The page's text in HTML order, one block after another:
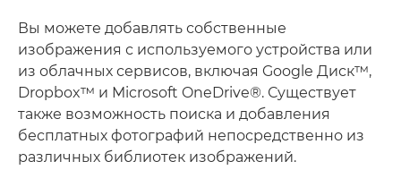
Вы можете добавлять собственные
изображения с используемого устройства или
из облачных сервисов, включая Google Диск™,
Dropbox™ и Microsoft OneDrive®. Существует
также возможность поиска и добавления
бесплатных фотографий непосредственно из
различных библиотек изображений.